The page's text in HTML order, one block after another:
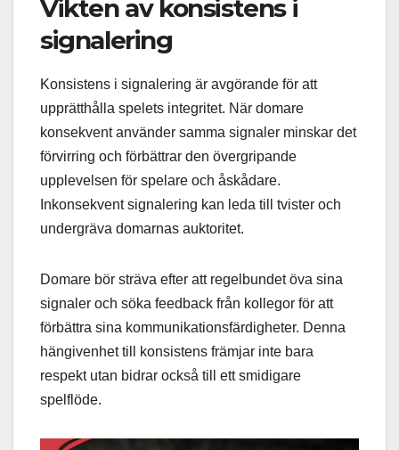
Vikten av konsistens i
signalering
Konsistens i signalering är avgörande för att
upprätthålla spelets integritet. När domare
konsekvent använder samma signaler minskar det
förvirring och förbättrar den övergripande
upplevelsen för spelare och åskådare.
Inkonsekvent signalering kan leda till tvister och
undergräva domarnas auktoritet.
Domare bör sträva efter att regelbundet öva sina
signaler och söka feedback från kollegor för att
förbättra sina kommunikationsfärdigheter. Denna
hängivenhet till konsistens främjar inte bara
respekt utan bidrar också till ett smidigare
spelflöde.